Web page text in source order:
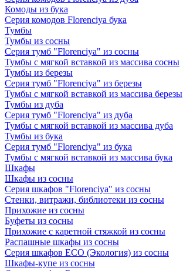
Комоды из бука
Серия комодов Florenciya бука
Тумбы
Тумбы из сосны
Серия тумб "Florenciya" из сосны
Тумбы с мягкой вставкой из массива сосны
Тумбы из березы
Серия тумб "Florenciya" из березы
Тумбы с мягкой вставкой из массива березы
Тумбы из дуба
Серия тумб "Florenciya" из дуба
Тумбы с мягкой вставкой из массива дуба
Тумбы из бука
Серия тумб "Florenciya" из бука
Тумбы с мягкой вставкой из массива бука
Шкафы
Шкафы из сосны
Серия шкафов "Florenciya" из сосны
Стенки, витражи, библиотеки из сосны
Прихожие из сосны
Буфеты из сосны
Прихожие с каретной стяжкой из сосны
Распашные шкафы из сосны
Серия шкафов ECO (Экология) из сосны
Шкафы-купе из сосны